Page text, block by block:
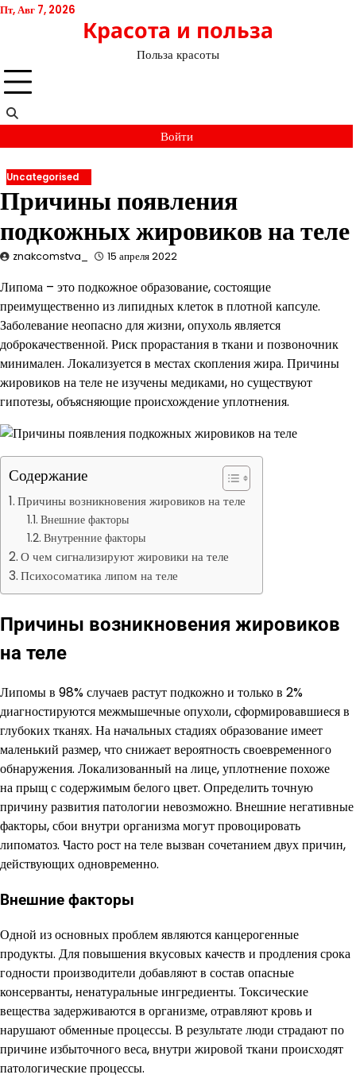
Перейти
Пт, Авг 7, 2026
Красота и польза
Польза красоты
Войти
Uncategorised
Причины появления
подкожных жировиков на теле
znakcomstva_ 15 апреля 2022
Липома – это подкожное образование, состоящие
преимущественно из липидных клеток в плотной капсуле.
Заболевание неопасно для жизни, опухоль является
доброкачественной. Риск прорастания в ткани и позвоночник
минимален. Локализуется в местах скопления жира. Причины
жировиков на теле не изучены медиками, но существуют
гипотезы, объясняющие происхождение уплотнения.
Содержание
Причины возникновения жировиков на теле
Внешние факторы
Внутренние факторы
О чем сигнализируют жировики на теле
Психосоматика липом на теле
Причины возникновения жировиков
на теле
Липомы в 98% случаев растут подкожно и только в 2%
диагностируются межмышечные опухоли, сформировавшиеся в
глубоких тканях. На начальных стадиях образование имеет
маленький размер, что снижает вероятность своевременного
обнаружения. Локализованный на лице, уплотнение похоже
на прыщ с содержимым белого цвет. Определить точную
причину развития патологии невозможно. Внешние негативные
факторы, сбои внутри организма могут провоцировать
липоматоз. Часто рост на теле вызван сочетанием двух причин,
действующих одновременно.
Внешние факторы
Одной из основных проблем являются канцерогенные
продукты. Для повышения вкусовых качеств и продления срока
годности производители добавляют в состав опасные
консерванты, ненатуральные ингредиенты. Токсические
вещества задерживаются в организме, отравляют кровь и
нарушают обменные процессы. В результате люди страдают по
причине избыточного веса, внутри жировой ткани происходят
патологические процессы.